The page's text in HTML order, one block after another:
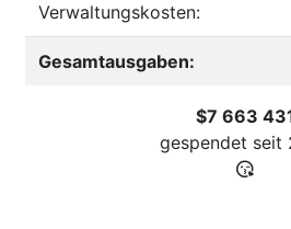
Verwaltungskosten:
Gesamtausgaben:
$7 663
gespendet seit